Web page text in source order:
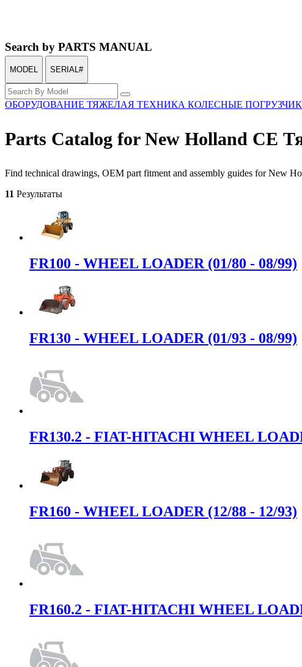
Search by PARTS MANUAL
MODEL SERIAL#
ОБОРУДОВАНИЕ ТЯЖЕЛАЯ ТЕХНИКА КОЛЕСНЫЕ
Parts Catalog for New Holland CE
Find technical drawings, OEM part fitment and assembly guides for New
11 Результаты
FR100 - WHEEL LOADER (01/80 - 08/99)
FR130 - WHEEL LOADER (01/93 - 08/99)
FR130.2 - FIAT-HITACHI WHEEL
FR160 - WHEEL LOADER (12/88 - 12/93)
FR160.2 - FIAT-HITACHI WHEEL